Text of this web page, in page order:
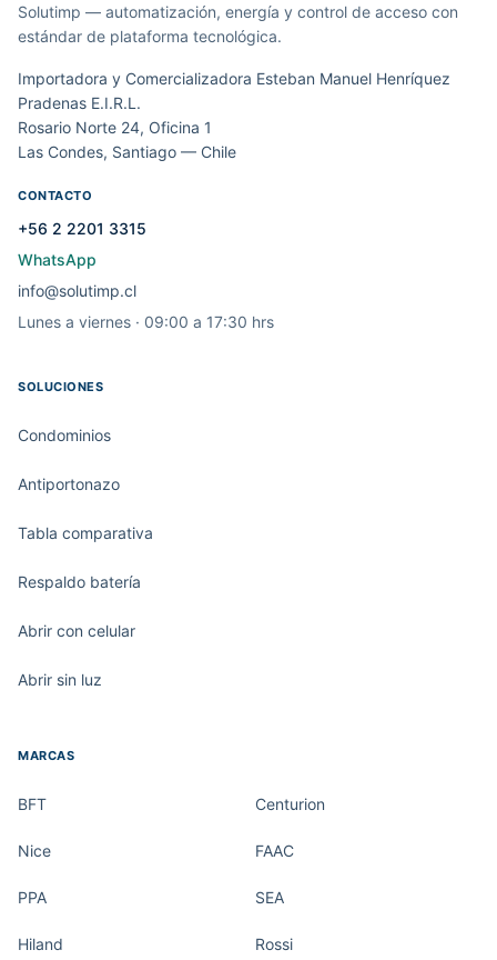
Solutimp — automatización, energía y control de acceso con
estándar de plataforma tecnológica.
Importadora y Comercializadora Esteban Manuel Henríquez
Pradenas E.I.R.L.
Rosario Norte 24, Oficina 1
Las Condes, Santiago — Chile
CONTACTO
+56 2 2201 3315
WhatsApp
info@solutimp.cl
Lunes a viernes · 09:00 a 17:30 hrs
SOLUCIONES
Condominios
Antiportonazo
Tabla comparativa
Respaldo batería
Abrir con celular
Abrir sin luz
MARCAS
BFT Centurion
Nice FAAC
PPA SEA
Hiland Rossi